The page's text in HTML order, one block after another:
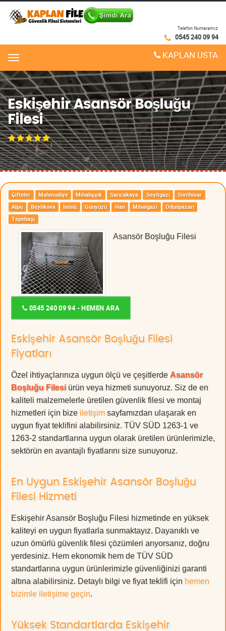
Telefon Numaramız:
0545 240 09 94
Menu KAPLAN USTA
Eskişehir Asansör Boşluğu
Filesi
Çifteler Mahmudiye Mihalıççık Sarıcakaya Seyitgazi
Sivrihisar
Alpu
Beylikova İnönü Günyüzü Han Mihalgazi
Odunpazarı
Tepebaşı
Asansör Boşluğu Filesi
0545 240 09 94 - HEMEN ARA
Eskişehir Asansör Boşluğu Filesi
Fiyatları
Özel ihtiyaçlarınıza uygun ölçü ve çeşitlerde Asansör
Boşluğu Filesi ürün veya hizmeti sunuyoruz. Siz de en
kaliteli malzemelerle üretilen güvenlik filesi ve montaj
hizmetleri için bize iletişim sayfamızdan ulaşarak en
uygun fiyat teklifini alabilirsiniz. TÜV SÜD 1263-1 ve
1263-2 standartlarına uygun olarak üretilen ürünlerimizle,
sektörün en avantajlı fiyatlarını size sunuyoruz.
En Uygun Eskişehir Asansör Boşluğu
Filesi Hizmeti
Eskişehir Asansör Boşluğu Filesi hizmetinde en yüksek
kaliteyi en uygun fiyatlarla sunmaktayız. Dayanıklı ve
uzun ömürlü güvenlik filesi çözümleri arıyorsanız, doğru
yerdesiniz. Hem ekonomik hem de TÜV SÜD
standartlarına uygun ürünlerimizle güvenliğinizi garanti
altına alabilirsiniz. Detaylı bilgi ve fiyat teklifi için hemen
bizimle iletişime geçin.
Yüksek Standartlarda Eskişehir